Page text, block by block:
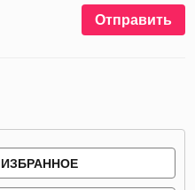
Отправить